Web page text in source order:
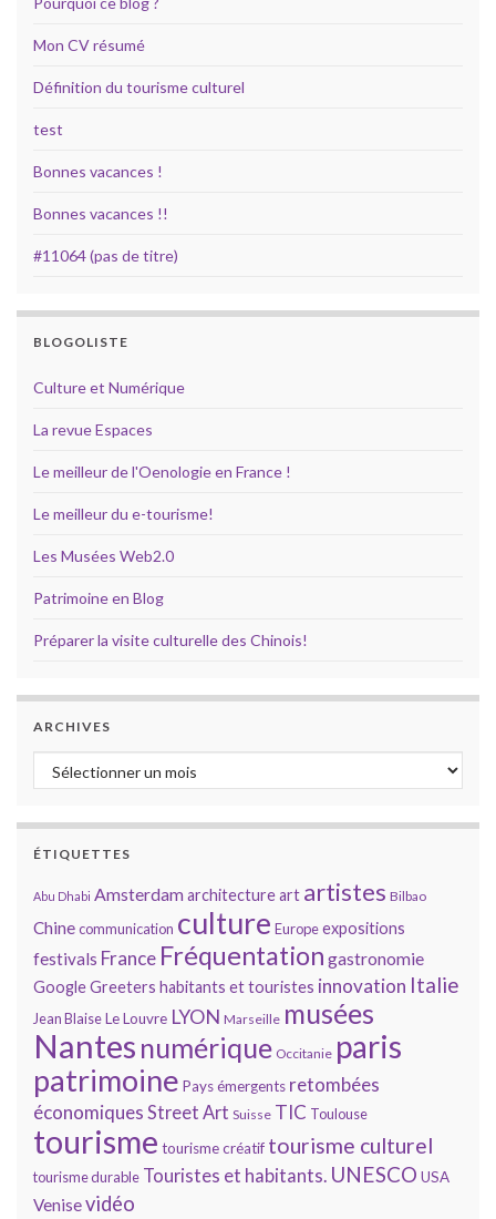
Mon CV résumé
Définition du tourisme culturel
test
Bonnes vacances !
Bonnes vacances !!
#11064 (pas de titre)
BLOGOLISTE
Culture et Numérique
La revue Espaces
Le meilleur de l'Oenologie en France !
Le meilleur du e-tourisme!
Les Musées Web2.0
Patrimoine en Blog
Préparer la visite culturelle des Chinois!
ARCHIVES
Archives
ÉTIQUETTES
Abu Dhabi Amsterdamarchitectureart artistes Bilbao
Chinecommunication culture Europeexpositions
festivals France Fréquentation gastronomie
GoogleGreeters habitants et touristes innovation Italie
Jean BlaiseLe Louvre LYON Marseille musées
Nantes numérique Occitanie paris
patrimoine Pays émergents retombées
économiques Street Art Suisse TIC Toulouse
tourisme tourisme créatif tourisme culturel
tourisme durable Touristes et habitants. UNESCO USA
Venisevidéo